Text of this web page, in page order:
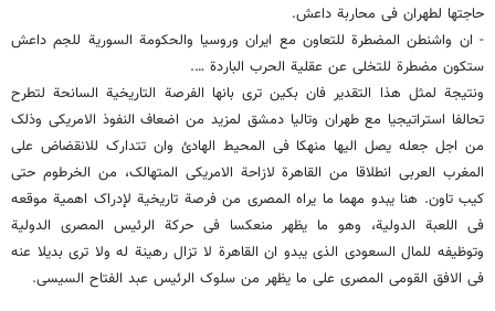
حاجتها لطهران فی محاربة داعش.
- ان واشنطن المضطرة للتعاون مع ایران وروسیا والحکومة السوریة للجم داعش
ستکون مضطرة للتخلی عن عقلیة الحرب الباردة ….
ونتیجة لمثل هذا التقدیر فان بکین ترى بانها الفرصة التاریخیة السانحة لتطرح
تحالفا استراتیجیا مع طهران وتالیا دمشق لمزید من اضعاف النفوذ الامریکی وذلک
من اجل جعله یصل الیها منهکا فی المحیط الهادئ وان تتدارک للانقضاض على
المغرب العربی انطلاقا من القاهرة لازاحة الامریکی المتهالک، من الخرطوم حتى
کیب تاون. هنا یبدو مهما ما یراه المصری من فرصة تاریخیة لإدراک اهمیة موقعه
فی اللعبة الدولیة، وهو ما یظهر منعکسا فی حرکة الرئیس المصری الدولیة
وتوظیفه للمال السعودی الذی یبدو ان القاهرة لا تزال رهینة له ولا ترى بدیلا عنه
فی الافق القومی المصری على ما یظهر من سلوک الرئیس عبد الفتاح السیسی.